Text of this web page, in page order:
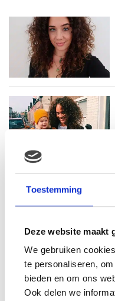
Toestemming
Deze website maakt
We gebruiken
te personaliseren,
bieden en om ons
Ook delen we